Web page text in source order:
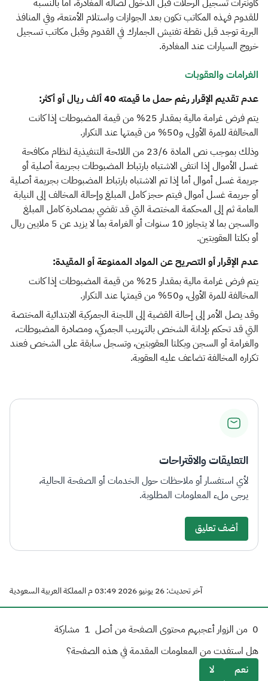
كاونترات تسجيل الرحلات قبل الدخول لصالة المغادرة، أما بالنسبة
للقدوم فهذه المكاتب تكون بعد الجوازات واستلام الأمتعة، وفي المنافذ
البرية توجد قبل نقطة تفتيش الجمارك في القدوم وقبل مكاتب تسجيل
خروج السيارات عند المغادرة.
الغرامات والعقوبات
عدم تقديم الإقرار رغم حمل ما قيمته 40 ألف ريال أو أكثر:
يتم فرض غرامة مالية بمقدار 25% من قيمة المضبوطات إذا كانت
المخالفة للمرة الأولى، و50% من قيمتها عند التكرار.
وذلك بموجب نص المادة 23/6 من اللائحة التنفيذية لنظام مكافحة
غسل الأموال إذا انتفى الاشتباه بارتباط المضبوطات بجريمة أصلية أو
جريمة غسل أموال أما إذا تم الاشتباه بارتباط المضبوطات بجريمة أصلية
أو جريمة غسل أموال فيتم حجز كامل المبلغ وإحالة المخالف إلى النيابة
العامة ثم إلى المحكمة المختصة التي قد تقضي بمصادرة كامل المبلغ
والسجن بما لا يتجاوز 10 سنوات أو الغرامة بما لا يزيد عن 5 ​ملايين ريال
أو بكلتا العقوبتين.
عدم الإقرار أو التصريح عن المواد الممنوعة أو المقيدة:
يتم فرض غرامة مالية بمقدار 25% من قيمة المضبوطات إذا كانت
المخالفة للمرة الأولى، و50% من قيمتها عند التكرار.
وقد يصل الأمر إلى إحالة القضية إلى اللجنة الجمركية الابتدائية المختصة
التي قد تحكم بإدانة الشخص بالتهريب الجمركي، ومصادرة المضبوطات،
والغرامة أو السجن وبكلتا العقوبتين، وتسجل سابقة على الشخص فعند
تكراره المخالفة تضاعف عليه العقوبة.
التعليقات والاقتراحات
لأي استفسار أو ملاحظات حول الخدمات أو الصفحة الحالية،
يرجى ملء المعلومات المطلوبة.
أضف تعليق
آخر تحديث: 26 يونيو 2026 03:49 م المملكة العربية السعودية
0 من الزوار أعجبهم محتوى الصفحة من أصل 1 مشاركة
هل استفدت من المعلومات المقدمة في هذه الصفحة؟
نعم
لا